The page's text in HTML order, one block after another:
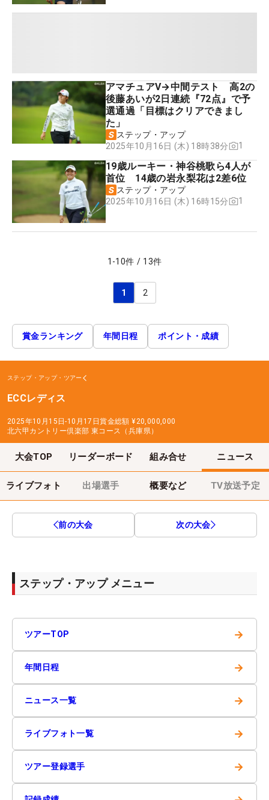
アマチュアV→中間テスト 高2の
後藤あいが2日連続『72点』で予
選通過「目標はクリアできまし
た」
ステップ・アップ
2025年10月16日 (木) 18時38分
1
19歳ルーキー・神谷桃歌ら4人が
首位 14歳の岩永梨花は2差6位
ステップ・アップ
2025年10月16日 (木) 16時15分
1
1 -10件 / 13件
1 2
賞金ランキング 年間日程 ポイント・成績
ステップ・アップ・ツアー
ECCレディス
2025年10月15日-10月17日賞金総額 ¥20,000,000
北六甲カントリー倶楽部 東コース（兵庫県）
大会TOP リーダーボード 組み合せ ニュース
ライブフォト 出場選手 概要など TV放送予定
前の大会 次の大会
ステップ・アップ メニュー
ツアーTOP →
年間日程 →
ニュース一覧 →
ライブフォト一覧 →
ツアー登録選手 →